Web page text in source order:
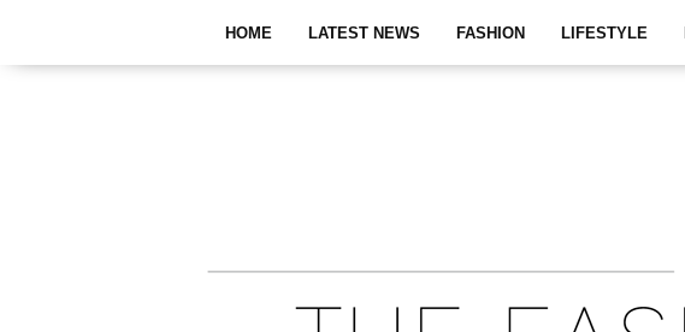
HOME LATEST NEWS FASHION LIFESTYLE